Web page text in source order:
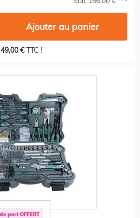
Ajouter au panier
49,00 €TTC !